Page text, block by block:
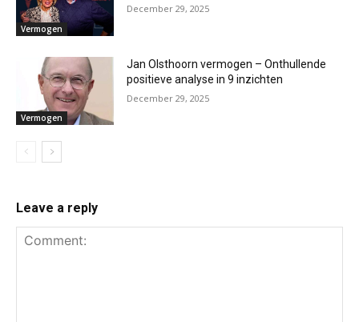
Vermogen
December 29, 2025
Vermogen
Jan Olsthoorn vermogen – Onthullende
positieve analyse in 9 inzichten
December 29, 2025
Leave a reply